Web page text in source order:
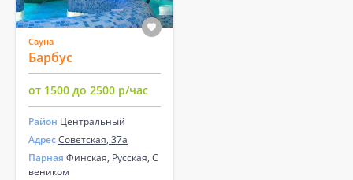
Сауна
Барбус
от 1500 до 2500 р/час
Район Центральный
АдресСоветская, 37а
Парная Финская, Русская, С
веником